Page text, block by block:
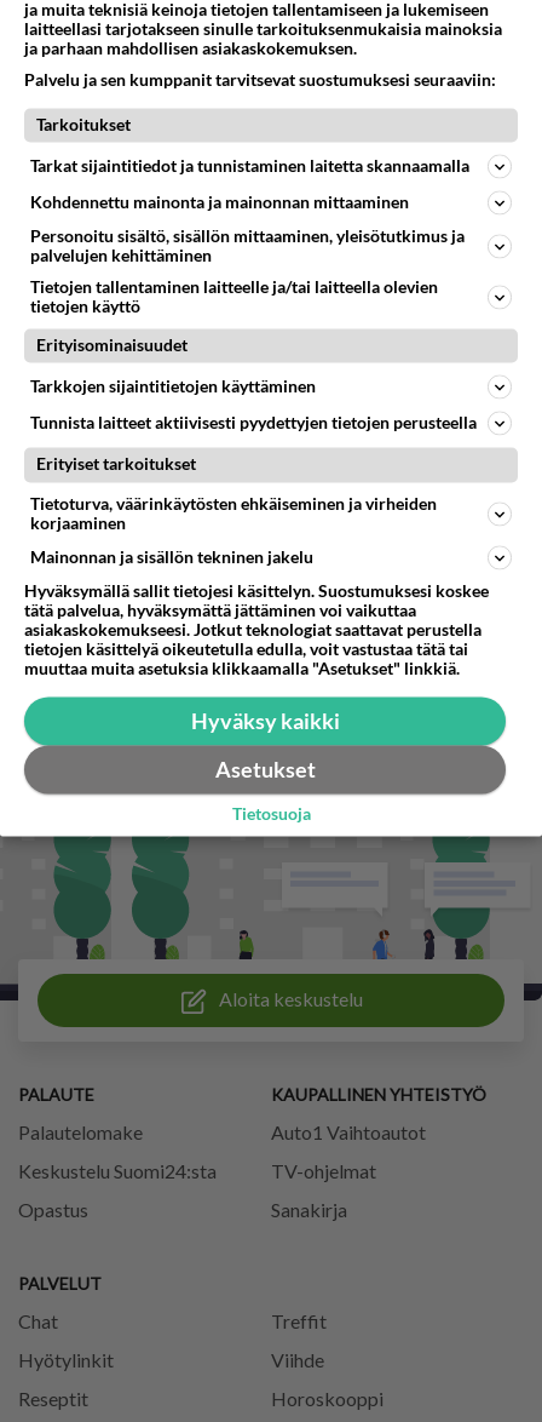
Osallistu keskusteluun
2 km on nykyään liian pitkä koulumatka
Miesten tuijotus
Mutta mies vain tuijottaa, siinä vaiheessa käännän itse pään pois. Mikä juttu? Yleensä jos joku tuijottaa tai katsoo, hä
41
GALLUP: Mikä on arkiruokabravuurisi?
Naiset kertokaa
STARA.FI
Aikuisten vesirokkorokotukset alkoivat – kohderyhmä julkistettiin
Moottoripyöräilijä pakeni poliisia – tutkaan hurja ylinopeus
Blind Channel palaa tauoltaan – paluukonsertti marraskuussa
Aloita keskustelu
PALAUTE
Palautelomake
Keskustelu Suomi24:sta
Opastus
PALVELUT
Chat
Treffit
Hyötylinkit
Viihde
Reseptit
Horoskooppi
KAUPALLINEN YHTEISTYÖ
Auto1 Vaihtoautot
TV-ohjelmat
Sanakirja
ja muita teknisiä keinoja tietojen tallentamiseen ja lukemiseen
laitteellasi tarjotakseen sinulle tarkoituksenmukaisia mainoksia
ja parhaan mahdollisen asiakaskokemuksen.
Palvelu ja sen kumppanit tarvitsevat suostumuksesi seuraaviin:
Tarkoitukset
Tarkat sijaintitiedot ja tunnistaminen laitetta skannaamalla
Kohdennettu mainonta ja mainonnan mittaaminen
Personoitu sisältö, sisällön mittaaminen, yleisötutkimus ja
palvelujen kehittäminen
Tietojen tallentaminen laitteelle ja/tai laitteella olevien
tietojen käyttö
Erityisominaisuudet
Tarkkojen sijaintitietojen käyttäminen
Tunnista laitteet aktiivisesti pyydettyjen tietojen perusteella
Erityiset tarkoitukset
Tietoturva, väärinkäytösten ehkäiseminen ja virheiden
korjaaminen
Mainonnan ja sisällön tekninen jakelu
Hyväksymällä sallit tietojesi käsittelyn. Suostumuksesi koskee
tätä palvelua, hyväksymättä jättäminen voi vaikuttaa
asiakaskokemukseesi. Jotkut teknologiat saattavat perustella
tietojen käsittelyä oikeutetulla edulla, voit vastustaa tätä tai
muuttaa muita asetuksia klikkaamalla "Asetukset" linkkiä.
Hyväksy kaikki
Asetukset
Tietosuoja